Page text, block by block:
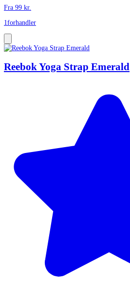
Fra 99 kr.
1forhandler
Reebok Yoga Strap Emerald